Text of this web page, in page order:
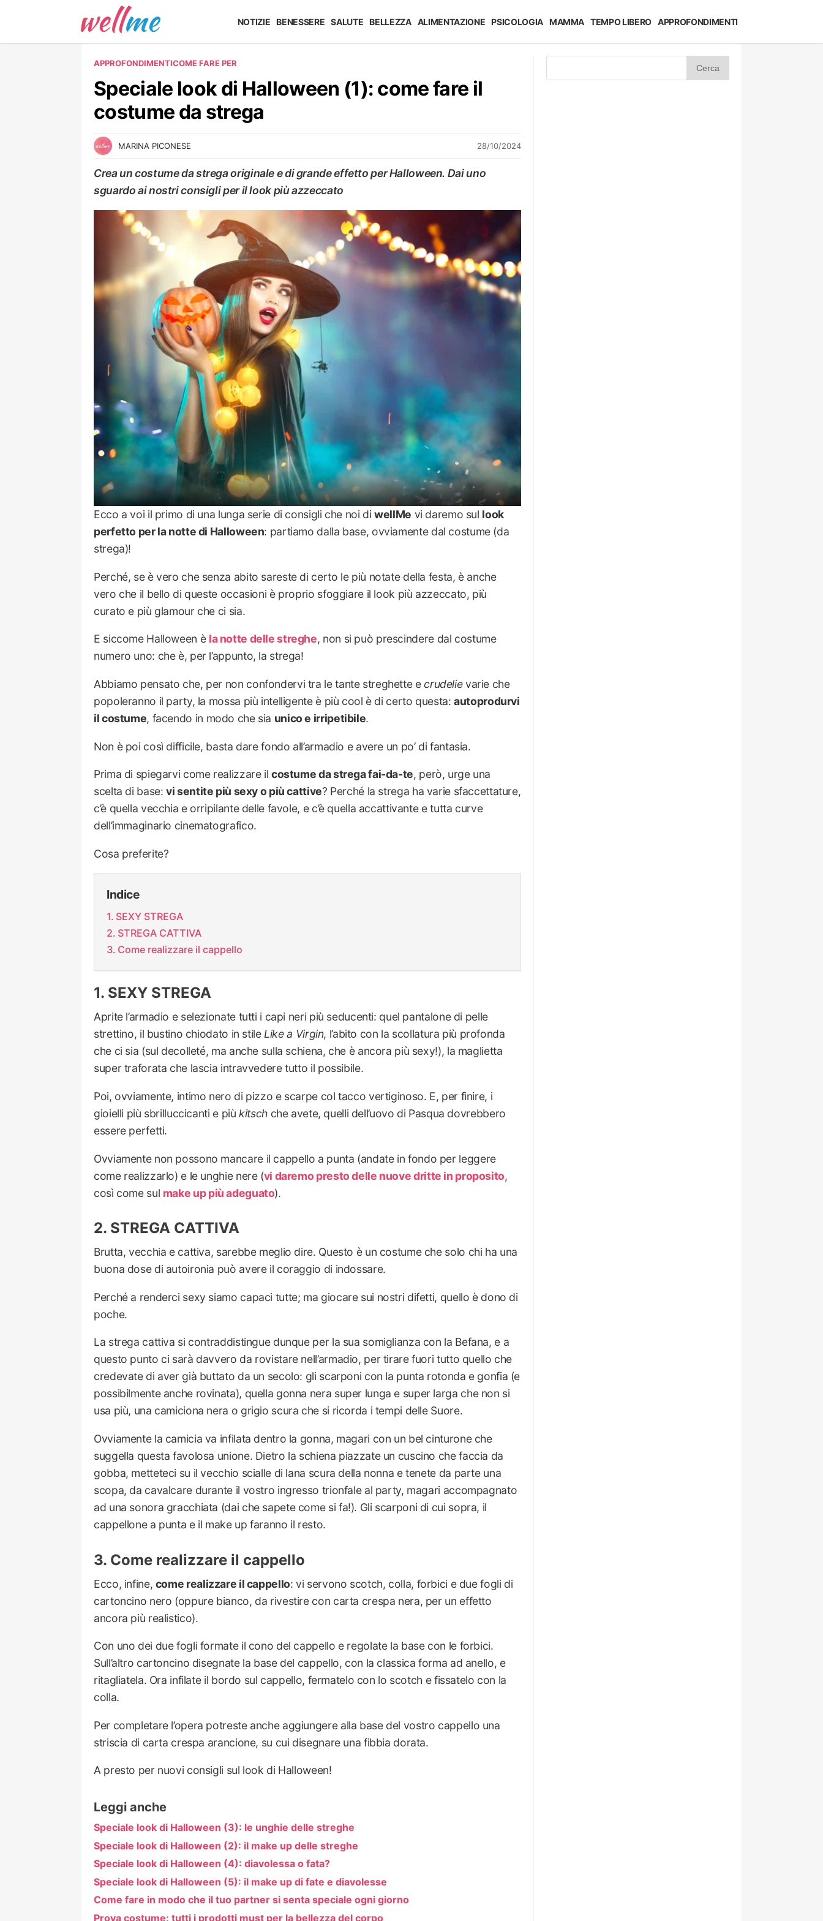
NOTIZIE BENESSERE SALUTE BELLEZZA ALIMENTAZIONE PSICOLOGIA MAMMA TEMPO LIBERO APPROFONDIMENTI
APPROFONDIMENTICOME FARE PER
Speciale look di Halloween (1): come fare il
costume da strega
MARINA PICONESE 28/10/2024
Crea un costume da strega originale e di grande effetto per Halloween. Dai uno
sguardo ai nostri consigli per il look più azzeccato
COME FARE PER
Ecco a voi il primo di una lunga serie di consigli che noi diwellMe vi daremo sul look
perfetto per la notte di Halloween: partiamo dalla base, ovviamente dal costume (da
strega)!
Perché, se è vero che senza abito sareste di certo le più notate della festa, è anche
vero che il bello di queste occasioni è proprio sfoggiare il look più azzeccato, più
curato e più glamour che ci sia.
E siccome Halloween è la notte delle streghe, non si può prescindere dal costume
numero uno: che è, per l’appunto, la strega!
Abbiamo pensato che, per non confondervi tra le tante streghette ecrudelievarie che
popoleranno il party, la mossa più intelligente è più cool è di certo questa:autoprodurvi
il costume, facendo in modo che sia unico e irripetibile.
Non è poi così difficile, basta dare fondo all’armadio e avere un po’ di fantasia.
Prima di spiegarvi come realizzare il costume da strega fai-da-te, però, urge una
scelta di base:vi sentite più sexy o più cattive? Perché la strega ha varie sfaccettature,
c’è quella vecchia e orripilante delle favole, e c’è quella accattivante e tutta curve
dell’immaginario cinematografico.
Cosa preferite?
Indice
SEXY STREGA
STREGA CATTIVA
Come realizzare il cappello
SEXY STREGA
Aprite l’armadio e selezionate tutti i capi neri più seducenti: quel pantalone di pelle
strettino, il bustino chiodato in stileLike a Virgin, l’abito con la scollatura più profonda
che ci sia (sul decolleté, ma anche sulla schiena, che è ancora più sexy!), la maglietta
super traforata che lascia intravvedere tutto il possibile.
Poi, ovviamente, intimo nero di pizzo e scarpe col tacco vertiginoso. E, per finire, i
gioielli più sbrilluccicanti e piùkitschche avete, quelli dell’uovo di Pasqua dovrebbero
essere perfetti.
Ovviamente non possono mancare il cappello a punta (andate in fondo per leggere
come realizzarlo) e le unghie nere (vi daremo presto delle nuove dritte in proposito,
così come sul make up più adeguato).
STREGA CATTIVA
Brutta, vecchia e cattiva, sarebbe meglio dire. Questo è un costume che solo chi ha una
buona dose di autoironia può avere il coraggio di indossare.
Perché a renderci sexy siamo capaci tutte; ma giocare sui nostri difetti, quello è dono di
poche.
La strega cattiva si contraddistingue dunque per la sua somiglianza con la Befana, e a
questo punto ci sarà davvero da rovistare nell’armadio, per tirare fuori tutto quello che
credevate di aver già buttato da un secolo: gli scarponi con la punta rotonda e gonfia (e
possibilmente anche rovinata), quella gonna nera super lunga e super larga che non si
usa più, una camiciona nera o grigio scura che si ricorda i tempi delle Suore.
Ovviamente la camicia va infilata dentro la gonna, magari con un bel cinturone che
suggella questa favolosa unione. Dietro la schiena piazzate un cuscino che faccia da
gobba, metteteci su il vecchio scialle di lana scura della nonna e tenete da parte una
scopa, da cavalcare durante il vostro ingresso trionfale al party, magari accompagnato
ad una sonora gracchiata (dai che sapete come si fa!). Gli scarponi di cui sopra, il
cappellone a punta e il make up faranno il resto.
Come realizzare il cappello
Ecco, infine, come realizzare il cappello: vi servono scotch, colla, forbici e due fogli di
cartoncino nero (oppure bianco, da rivestire con carta crespa nera, per un effetto
ancora più realistico).
Con uno dei due fogli formate il cono del cappello e regolate la base con le forbici.
Sull’altro cartoncino disegnate la base del cappello, con la classica forma ad anello, e
ritagliatela. Ora infilate il bordo sul cappello, fermatelo con lo scotch e fissatelo con la
colla.
Per completare l’opera potreste anche aggiungere alla base del vostro cappello una
striscia di carta crespa arancione, su cui disegnare una fibbia dorata.
A presto per nuovi consigli sul look di Halloween!
Leggi anche
Speciale look di Halloween (3): le unghie delle streghe
Speciale look di Halloween (2): il make up delle streghe
Speciale look di Halloween (4): diavolessa o fata?
Speciale look di Halloween (5): il make up di fate e diavolesse
Come fare in modo che il tuo partner si senta speciale ogni giorno
Prova costume: tutti i prodotti must per la bellezza del corpo